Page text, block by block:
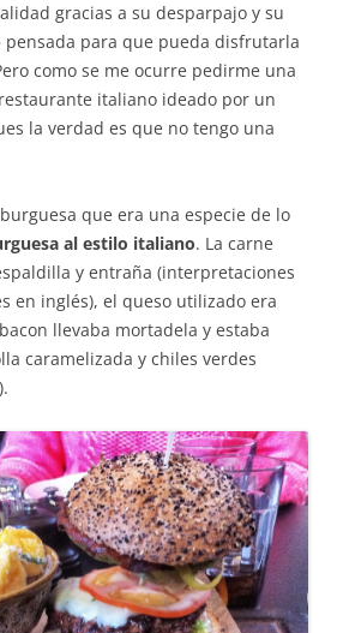
gracias a su desparpajo y su
pensada para que pueda disfrutarla
como se me ocurre pedirme una
italiano ideado por un
la verdad es que no tengo una
que era una especie de lo
al estilo italiano. La carne
y entraña (interpretaciones
en inglés), el queso utilizado era
llevaba mortadela y estaba
caramelizada y chiles verdes